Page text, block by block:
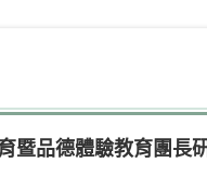
暨品德體驗教育團長